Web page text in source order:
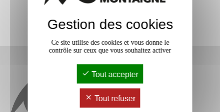
Gestion des cookies
Ce site utilise des cookies et vous donne le
contrôle sur ceux que vous souhaitez activer
Tout accepter
Tout refuser